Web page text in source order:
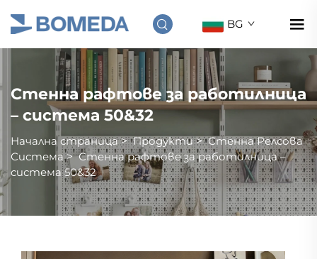
BG
Стенна рафтове за работилница
– система 50&32
Начална страница>Продукти>Стенна Релсовa
Система>Стенна рафтове за работилница –
система 50&32